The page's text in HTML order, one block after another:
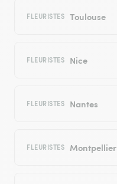
FLEURISTES Toulouse
FLEURISTES Nice
FLEURISTES Nantes
FLEURISTES Montpellier